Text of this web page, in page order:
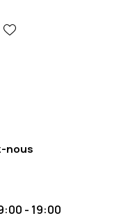
nous
- 19:00